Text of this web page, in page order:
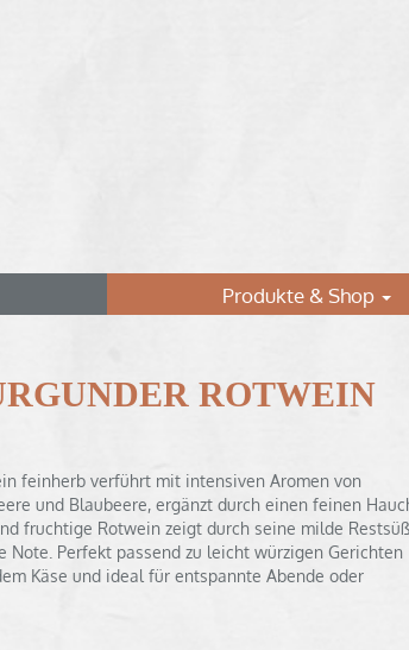
Produkte & Shop
ROTWEIN
feinherb verführt mit intensiven Aromen von
und Blaubeere, ergänzt durch einen feinen
fruchtige Rotwein zeigt durch seine milde
Note. Perfekt passend zu leicht würzigen Gerichten
Käse und ideal für entspannte Abende oder